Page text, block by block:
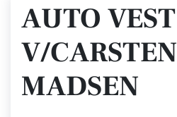
AUTO VEST
V/CARSTEN
MADSEN